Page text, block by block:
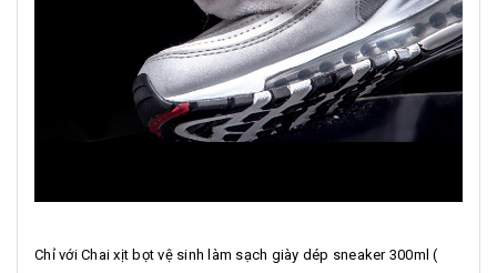
Chỉ với Chai xịt bọt vệ sinh làm sạch giày dép sneaker 300ml (